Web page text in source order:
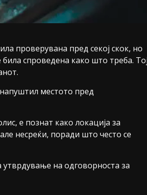
проверувана пред секој скок, но
спроведена како што треба.
местото пред
е познат како локација за
несреќи, поради што често се
утврдување на одговорноста за